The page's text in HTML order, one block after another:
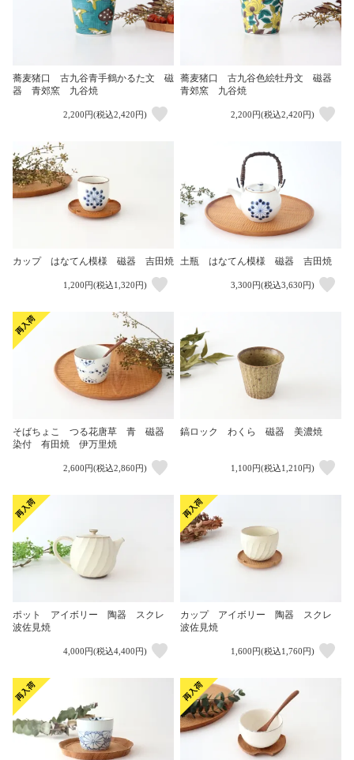
蕎麦猪口 古九谷青手鶴かるた文 磁
器 青郊窯 九谷焼
2,200円(税込2,420円)
蕎麦猪口 古九谷色絵牡丹文 磁器
青郊窯 九谷焼
2,200円(税込2,420円)
カップ はなてん模様 磁器 吉田焼
1,200円(税込1,320円)
土瓶 はなてん模様 磁器 吉田焼
3,300円(税込3,630円)
そばちょこ つる花唐草 青 磁器
染付 有田焼 伊万里焼
2,600円(税込2,860円)
鎬ロック わくら 磁器 美濃焼
1,100円(税込1,210円)
ポット アイボリー 陶器 スクレ
波佐見焼
4,000円(税込4,400円)
カップ アイボリー 陶器 スクレ
波佐見焼
1,600円(税込1,760円)